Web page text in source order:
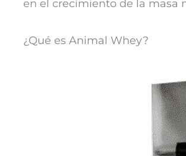
en el crecimiento de la masa
¿Qué es Animal Whey?